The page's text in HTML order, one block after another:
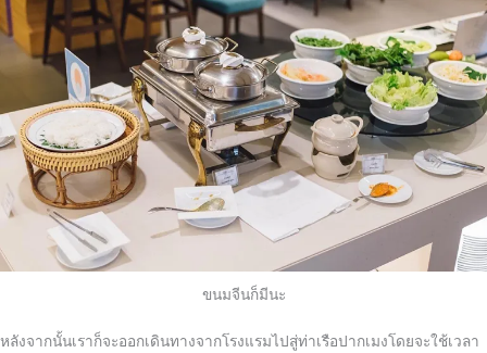
ขนมจีนก็มีนะ
หลังจากนั้นเราก็จะออกเดินทางจากโรงแรมไปสู่ท่าเรือปากเมงโดยจะใช้เวลา